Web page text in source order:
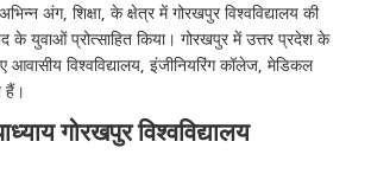
अंग, शिक्षा, के क्षेत्र में गोरखपुर विश्वविद्यालय की
के युवाओं प्रोत्साहित किया। गोरखपुर में उत्तर प्रदेश के
आवासीय विश्वविद्यालय, इंजीनियरिंग कॉलेज, मेडिकल
हैं।
गोरखपुर विश्वविद्यालय